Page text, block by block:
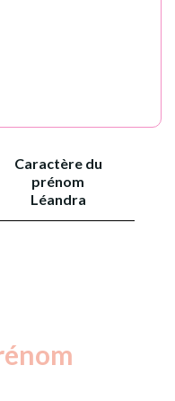
Caractère du
prénom
Léandra